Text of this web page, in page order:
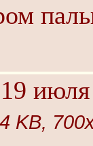
июля
KB,